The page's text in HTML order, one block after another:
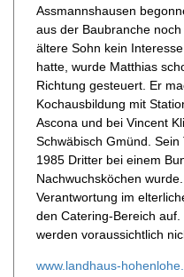
Assmannshausen
aus der Baubranche
ältere Sohn kein
hatte, wurde Matthias
Richtung gesteuert. Er
Kochausbildung mit
Ascona und bei Vincent
Schwäbisch Gmünd.
1985 Dritter bei einem
Nachwuchsköchen
Verantwortung im
den Catering-Bereich
werden voraussichtlich
www.landhaus-